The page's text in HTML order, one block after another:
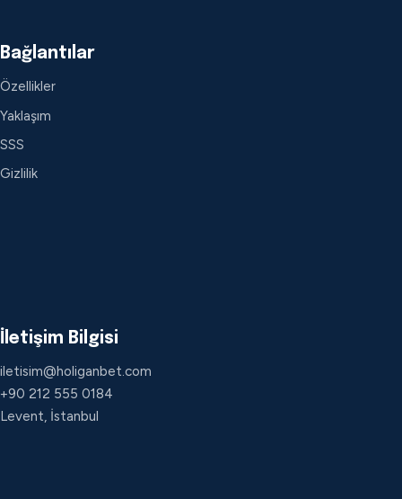
Bağlantılar
Özellikler
Yaklaşım
SSS
Gizlilik
İletişim Bilgisi
iletisim@holiganbet.com
+90 212 555 0184
Levent, İstanbul